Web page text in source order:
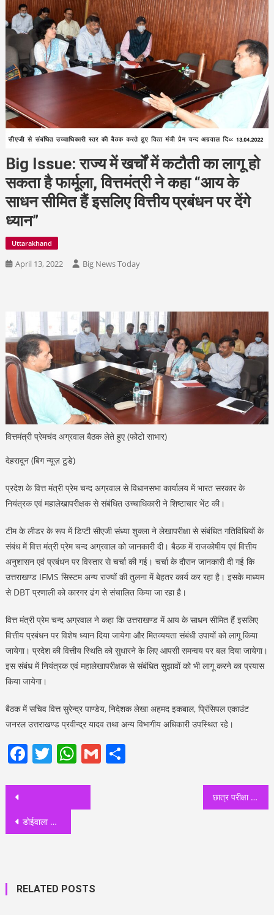
Big Issue: राज्य में खर्चों में कटौती का लागू हो
सकता है फार्मूला, वित्तमंत्री ने कहा “आय के
साधन सीमित हैं इसलिए वित्तीय प्रबंधन पर देंगे
ध्यान”
Uttarakhand
April 13, 2022 Big News Today
वित्तमंत्री प्रेमचंद अग्रवाल बैठक लेते हुए (फोटो साभार)
देहरादून (बिग न्यूज़ टुडे)
प्रदेश के वित्त मंत्री प्रेम चन्द अग्रवाल से विधानसभा कार्यालय में भारत सरकार के
नियंत्रक एवं महालेखापरीक्षक से संबंधित उच्चाधिकारी ने शिष्टाचार भेंट की।
टीम के लीडर के रूप में डिप्टी सीएजी संध्या शुक्ला ने लेखापरीक्षा से संबंधित गतिविधियों के
संबंध में वित्त मंत्री प्रेम चन्द अग्रवाल को जानकारी दी। बैठक में राजकोषीय एवं वित्तीय
अनुशासन एवं प्रबंधन पर विस्तार से चर्चा की गई। चर्चा के दौरान जानकारी दी गई कि
उत्तराखण्ड IFMS सिस्टम अन्य राज्यों की तुलना में बेहतर कार्य कर रहा है। इसके माध्यम
से DBT प्रणाली को कारगर ढंग से संचालित किया जा रहा है।
वित्त मंत्री प्रेम चन्द अग्रवाल ने कहा कि उत्तराखण्ड में आय के साधन सीमित हैं इसलिए
वित्तीय प्रबंधन पर विशेष ध्यान दिया जायेगा और मितव्ययता संबंधी उपायों को लागू किया
जायेगा। प्रदेश की वित्तीय स्थिति को सुधारने के लिए आपसी समन्वय पर बल दिया जायेगा।
इस संबंध में नियंत्रक एवं महालेखापरीक्षक से संबंधित सुझावों को भी लागू करने का प्रयास
किया जायेगा।
बैठक में सचिव वित्त सुरेन्द्र पाण्डेय, निदेशक लेखा अहमद इकबाल, प्रिंसिपल एकाउंट
जनरल उत्तराखण्ड प्रवीन्द्र यादव तथा अन्य विभागीय अधिकारी उपस्थित रहे।
Facebook
Twitter
WhatsApp
GmailShare
Post
navigation
डोईवाला चीनी मिल अचानक पहुंचकर निरीक्षण किया मंत्री सौरभ बहुगुणा ने, देखिये व्यवस्थाओं को लेकर क्या दिखाए तेवर
छात्र परीक्षा देने के लिए हो जाएं तैयार: स्कूलों में दो साल बाद इस सत्र से होंगी मासिक परीक्षाएं जानिए ?
RELATED POSTS